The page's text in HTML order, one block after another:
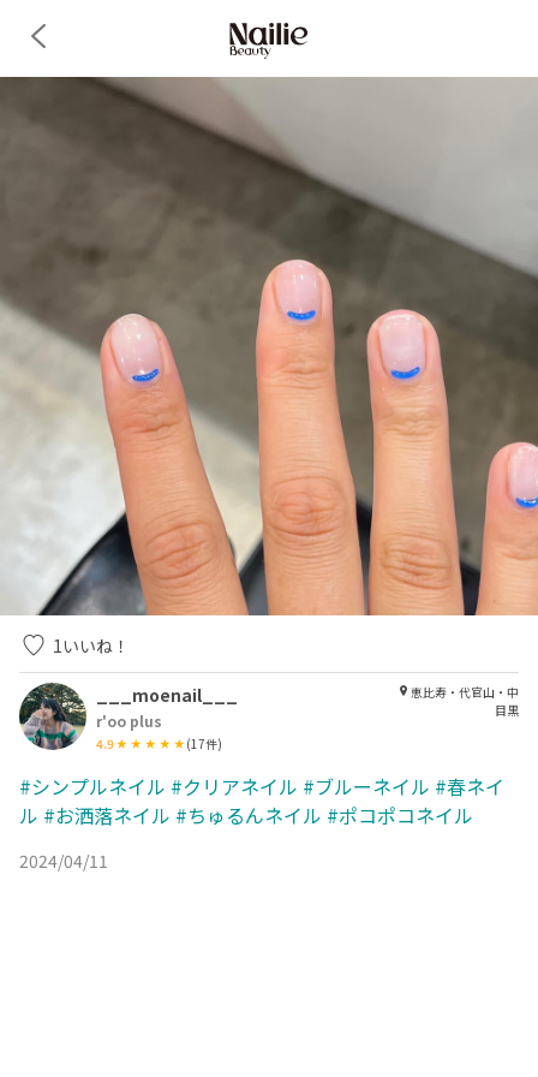
1いいね！
___moenail___
r'oo plus
4.9 (17件)
恵比寿・代官山・中
目黒
#シンプルネイル #クリアネイル #ブルーネイル #春ネイ
ル #お洒落ネイル #ちゅるんネイル #ポコポコネイル
2024/04/11